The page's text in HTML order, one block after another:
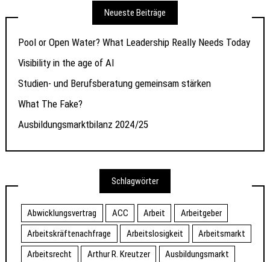
Neueste Beiträge
Pool or Open Water? What Leadership Really Needs Today
Visibility in the age of AI
Studien- und Berufsberatung gemeinsam stärken
What The Fake?
Ausbildungsmarktbilanz 2024/25
Schlagwörter
Abwicklungsvertrag ACC Arbeit
Arbeitgeber
Arbeitskräftenachfrage
Arbeitslosigkeit
Arbeitsmarkt
Arbeitsrecht
Arthur R. Kreutzer
Ausbildungsmarkt